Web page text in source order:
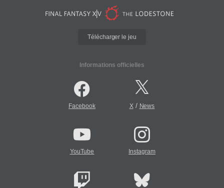
Télécharger le jeu
Informations officielles
Facebook X/ News
YouTube Instagram